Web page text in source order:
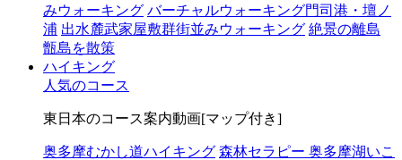
みウォーキング バーチャルウォーキング門司港・壇ノ
浦 出水麓武家屋敷群街並みウォーキング 絶景の離島
甑島を散策
ハイキング
人気のコース
東日本のコース案内動画[マップ付き]
奥多摩むかし道ハイキング 森林セラピー 奥多摩湖いこ